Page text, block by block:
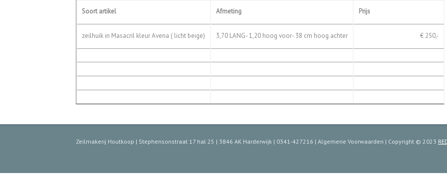
Soort artikel Afmeting Prijs
zeilhuik in Masacril kleur Avena ( licht beige) 3,70 LANG- 1,20 hoog voor- 38 cm hoog achter € 250,-
Zeilmakerij Houtkoop | Stephensonstraat 17 hal 25 | 3846 AK Harderwijk | 0341-427216 | Algemene Voorwaarden | Copyright © 2023